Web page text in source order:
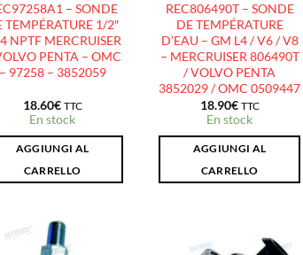
– SONDE
TEMPÉRATURE 1/2″
NPTF MERCRUISER
PENTA – OMC
97258 – 3852059
18.60€ TTC
En stock
AGGIUNGI AL
CARRELLO
REC806490T – SONDE
DE TEMPÉRATURE
D’EAU – GM L4 / V6 / V8
– MERCRUISER 806490T
/ VOLVO PENTA
3852029 / OMC 0509447
18.90€ TTC
En stock
AGGIUNGI AL
CARRELLO